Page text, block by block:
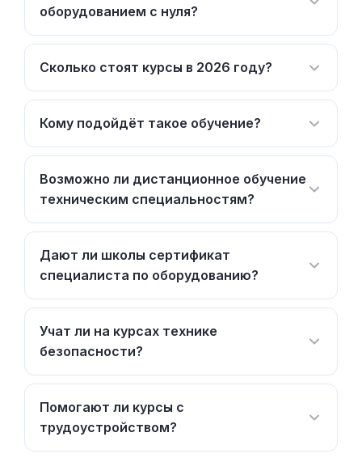
оборудованием с нуля?
Сколько стоят курсы в 2026 году?
Кому подойдёт такое обучение?
Возможно ли дистанционное обучение
техническим специальностям?
Дают ли школы сертификат
специалиста по оборудованию?
Учат ли на курсах технике
безопасности?
Помогают ли курсы с
трудоустройством?